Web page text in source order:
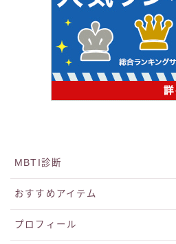
MBTI診断
おすすめアイテム
プロフィール